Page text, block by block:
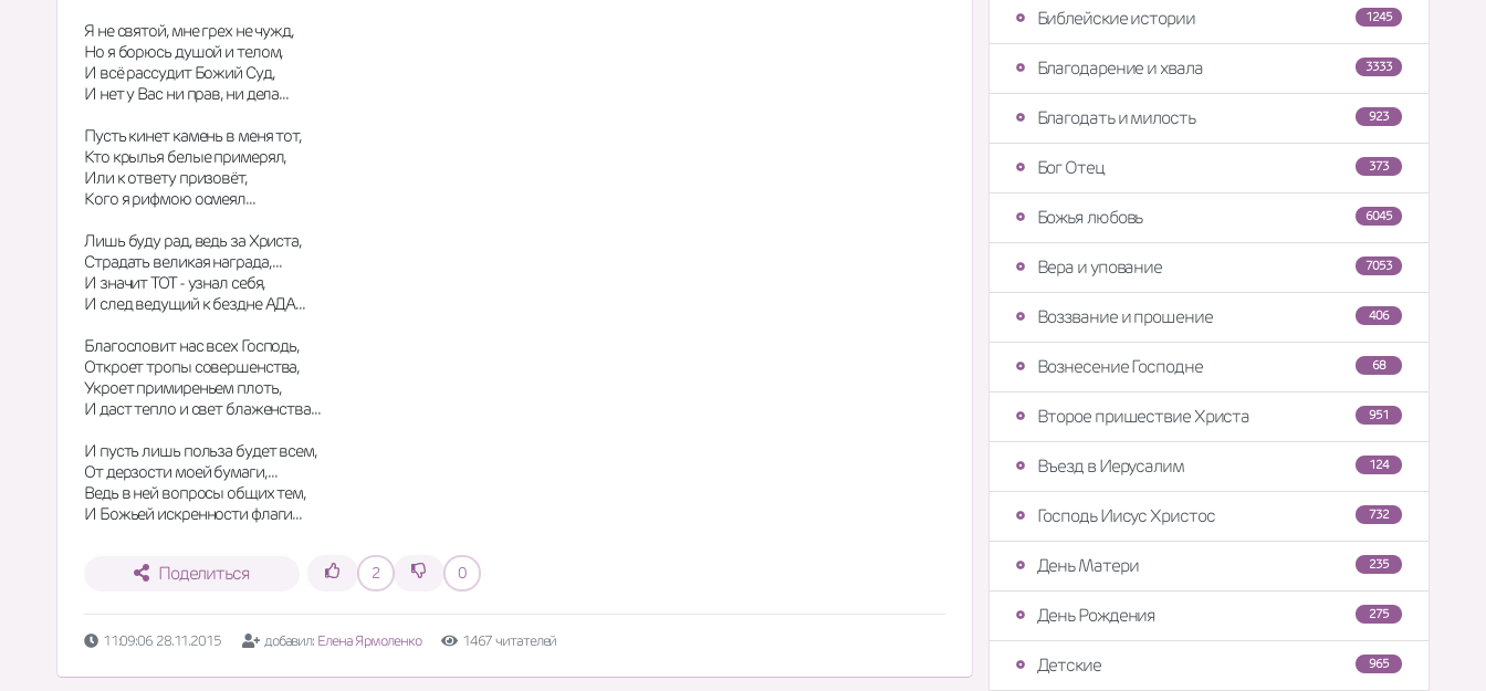
Я не святой, мне грех не чужд,
Но я борюсь душой и телом,
И всё рассудит Божий Суд,
И нет у Вас ни прав, ни дела...
Пусть кинет камень в меня тот,
Кто крылья белые примерял,
Или к ответу призовёт,
Кого я рифмою осмеял...
Лишь буду рад, ведь за Христа,
Страдать великая награда, ...
И значит ТОТ - узнал себя,
И след ведущий к бездне АДА...
Благословит нас всех Господь,
Откроет тропы совершенства,
Укроет примиреньем плоть,
И даст тепло и свет блаженства...
И пусть лишь польза будет всем,
От дерзости моей бумаги, ...
Ведь в ней вопросы общих тем,
И Божьей искренности флаги...
Поделиться 2 0
11:09:06 28.11.2015 добавил: Елена Ярмоленко 1467 читателей
1245
Библейские истории
3333
Благодарение и хвала
923
Благодать и милость
373
Бог Отец
6045
Божья любовь
7053
Вера и упование
406
Воззвание и прошение
68
Вознесение Господне
951
Второе пришествие Христа
124
Въезд в Иерусалим
732
Господь Иисус Христос
235
День Матери
275
День Рождения
965
Детские